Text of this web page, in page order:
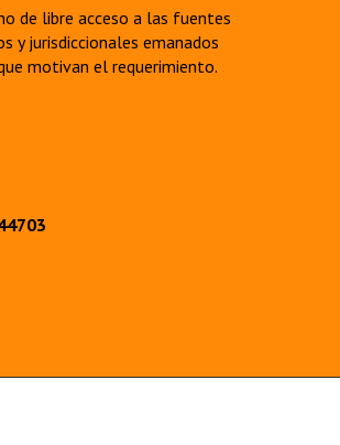
de libre acceso a las fuentes
y jurisdiccionales emanados
motivan el requerimiento.